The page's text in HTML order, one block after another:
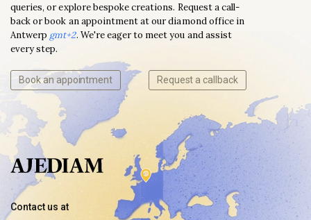
queries, or explore bespoke creations. Request a call-
back or book an appointment at our diamond office in
Antwerp gmt+2. We're eager to meet you and assist
every step.
Book an appointment Request a callback
Contact us at